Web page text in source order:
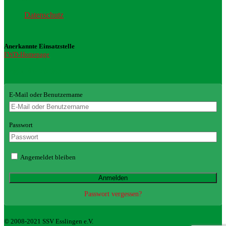
Datenschutz
Anerkannte Einsatzstelle
FWD-Homepage
E-Mail oder Benutzername
Passwort
Angemeldet bleiben
Passwort vergessen?
© 2008-2021 SSV Esslingen e.V.